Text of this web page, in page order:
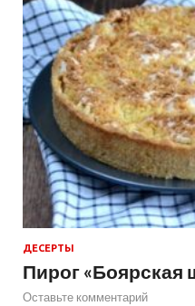
ДЕСЕРТЫ
Пирог «Боярская
Оставьте комментарий